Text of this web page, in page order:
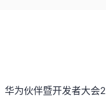
华为伙伴暨开发者大